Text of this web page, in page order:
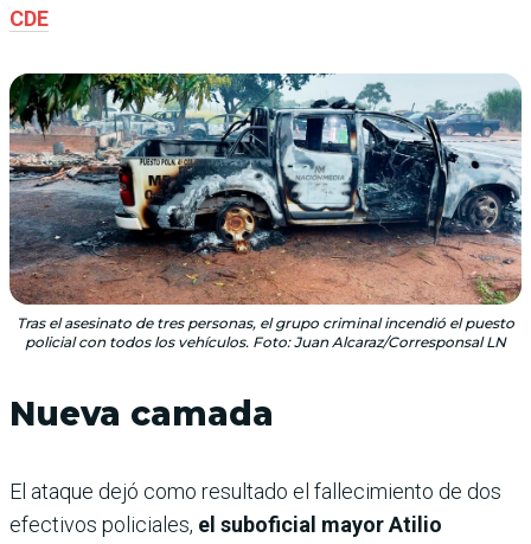
CDE
Tras el asesinato de tres personas, el grupo criminal incendió el puesto
policial con todos los vehículos. Foto: Juan Alcaraz/Corresponsal LN
Nueva camada
El ataque dejó como resultado el fallecimiento de dos
efectivos policiales, el suboficial mayor Atilio